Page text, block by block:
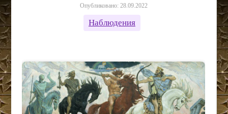
Опубликовано: 28.09.2022
Наблюдения